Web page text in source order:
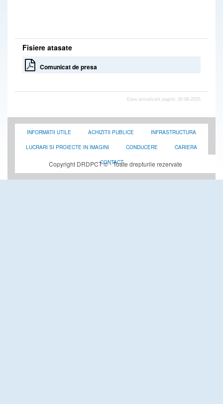
Fisiere atasate
Comunicat de presa
Data actualizarii paginii: 30-06-2025
INFORMATII UTILE ACHIZITII PUBLICE INFRASTRUCTURA
LUCRARI SI PROIECTE IN IMAGINI CONDUCERE CARIERA
CONTACT
Copyright DRDPCT © - Toate drepturile rezervate